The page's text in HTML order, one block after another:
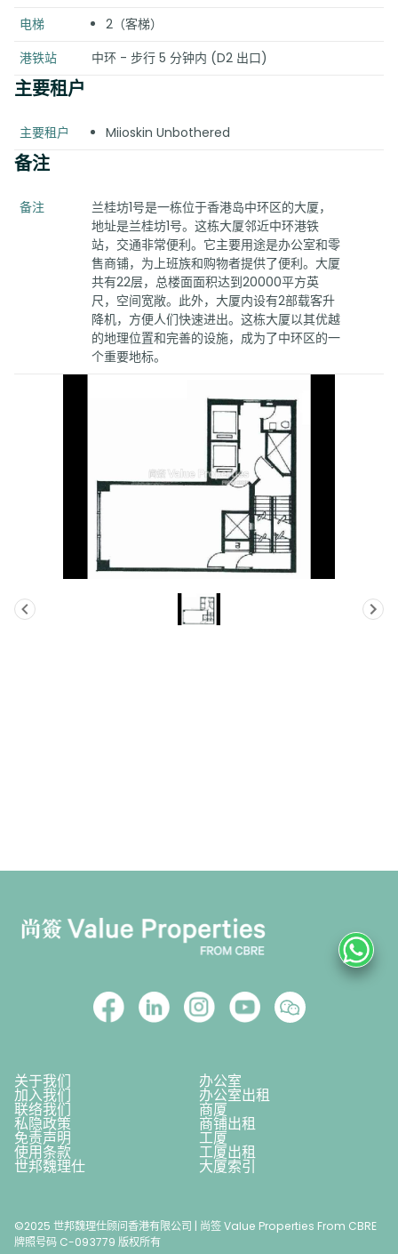
电梯
2（客梯）
港铁站
中环 - 步行 5 分钟内 (D2 出口)
主要租户
主要租户 Miioskin Unbothered
备注
备注
兰桂坊1号是一栋位于香港岛中环区的大厦，
地址是兰桂坊1号。这栋大厦邻近中环港铁
站，交通非常便利。它主要用途是办公室和零
售商铺，为上班族和购物者提供了便利。大厦
共有22层，总楼面面积达到20000平方英
尺，空间宽敞。此外，大厦内设有2部载客升
降机，方便人们快速进出。这栋大厦以其优越
的地理位置和完善的设施，成为了中环区的一
个重要地标。
关于我们 办公室
加入我们 办公室出租
联络我们 商厦
私隐政策 商铺出租
免责声明 工厦
使用条款 工厦出租
世邦魏理仕 大厦索引
©2025 世邦魏理仕顾问香港有限公司 | 尚签 Value Properties From CBRE
牌照号码 C-093779 版权所有